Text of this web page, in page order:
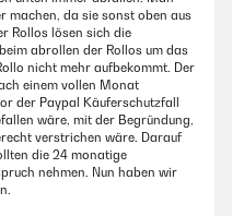
machen, da sie sonst oben aus
Rollos lösen sich die
abrollen der Rollos um das
nicht mehr aufbekommt. Der
einem vollen Monat
der Paypal Käuferschutzfall
wäre, mit der Begründung,
verstrichen wäre. Darauf
die 24 monatige
nehmen. Nun haben wir